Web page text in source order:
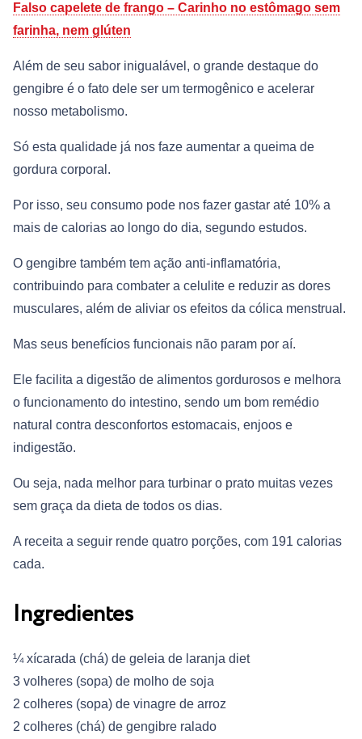
Falso capelete de frango – Carinho no estômago sem
farinha, nem glúten
Além de seu sabor inigualável, o grande destaque do
gengibre é o fato dele ser um termogênico e acelerar
nosso metabolismo.
Só esta qualidade já nos faze aumentar a queima de
gordura corporal.
Por isso, seu consumo pode nos fazer gastar até 10% a
mais de calorias ao longo do dia, segundo estudos.
O gengibre também tem ação anti-inflamatória,
contribuindo para combater a celulite e reduzir as dores
musculares, além de aliviar os efeitos da cólica menstrual.
Mas seus benefícios funcionais não param por aí.
Ele facilita a digestão de alimentos gordurosos e melhora
o funcionamento do intestino, sendo um bom remédio
natural contra desconfortos estomacais, enjoos e
indigestão.
Ou seja, nada melhor para turbinar o prato muitas vezes
sem graça da dieta de todos os dias.
A receita a seguir rende quatro porções, com 191 calorias
cada.
Ingredientes
¼ xícarada (chá) de geleia de laranja diet
3 volheres (sopa) de molho de soja
2 colheres (sopa) de vinagre de arroz
2 colheres (chá) de gengibre ralado